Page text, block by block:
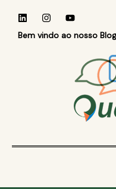
Bem vindo ao nosso Blog